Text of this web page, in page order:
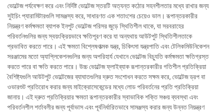
ভোল্টেজ পর্যবেক্ষণ করে এবং নির্দিষ্ট ভোল্টেজ স্তরটি অত্যন্ত কঠোর সহনশীলতার মধ্যে রাখার জন্য
সুইচিং প্যারামিটারগুলি সামঞ্জস্য করে, সাধারণত এক শতাংশের চেয়েও ভাল। রূপান্তরকারীর
নিয়ন্ত্রণ কর্মক্ষমতা ব্যাপক ইনপুট ভোল্টেজ পরিসর জুড়ে স্থিতিশীল থাকে, যা সরবরাহের
পরিবর্তনগুলির জন্য স্বয়ংক্রিয়ভাবে ক্ষতিপূরণ করে যা অন্যথায় আউটপুট স্থিতিশীলতাকে
প্রভাবিত করতে পারে। এই ক্ষমতা বিশ্লেষণাত্মক যন্ত্র, চিকিৎসা যন্ত্রপাতি এবং টেলিকমিউনিকেশন
সরঞ্জামের মতো অ্যাপ্লিকেশনগুলির জন্য অপরিহার্য যেখানে ভোল্টেজ বিচ্যুতি কর্মক্ষমতা ক্ষতিগ্রস্ত
করতে পারে বা ক্ষতি করতে পারে। উচ্চ ভোল্টেজ ফ্লাইব্যাক রূপান্তরকারীর গতিশীল প্রতিক্রিয়া
বৈশিষ্ট্যগুলি আউটপুট ভোল্টেজের ব্যাঘাতগুলির দ্রুত সংশোধন করতে সক্ষম করে, ভোল্টেজ ড্রপ বা
ওভারশুট প্রতিরোধ করার জন্য মাইক্রোসেকেন্ডের মধ্যে লোড পরিবর্তনের প্রতি প্রতিক্রিয়া
জানায়। এই দ্রুত প্রতিক্রিয়ার ক্ষমতা রূপান্তরকারীর স্বাভাবিক শক্তি সঞ্চয় ব্যবস্থা এবং
পরিবর্তনশীল শর্তাবলীর জন্য পূর্বাভাস এবং পূর্বনির্ধারিতভাবে সামঞ্জস্য করার জন্য উন্নত নিয়ন্ত্রণ